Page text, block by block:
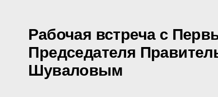
Рабочая встреча с
Председателя
Шуваловым